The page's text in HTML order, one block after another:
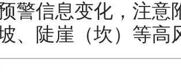
警信息变化，注意
、陡崖（坎）等高